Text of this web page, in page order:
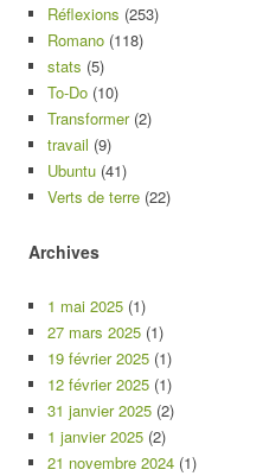
Réflexions (253)
Romano (118)
stats (5)
To-Do (10)
Transformer(2)
travail (9)
Ubuntu (41)
Verts de terre (22)
Archives
1 mai 2025 (1)
27 mars 2025 (1)
19 février 2025 (1)
12 février 2025 (1)
31 janvier 2025 (2)
1 janvier 2025 (2)
21 novembre 2024 (1)